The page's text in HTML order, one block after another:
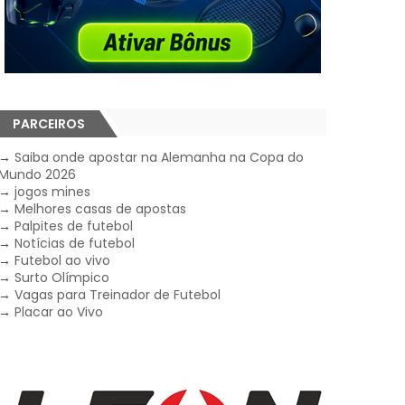
PARCEIROS
Saiba onde apostar na Alemanha na Copa do
2026
jogos mines
Melhores casas de apostas
Palpites de futebol
Notícias de futebol
Futebol ao vivo
Surto Olímpico
Vagas para Treinador de Futebol
Placar ao Vivo